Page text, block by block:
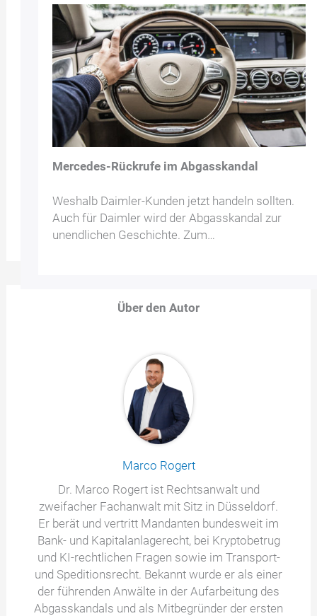
Mercedes-Rückrufe im Abgasskandal
Weshalb Daimler-Kunden jetzt handeln sollten.
Auch für Daimler wird der Abgasskandal zur
unendlichen Geschichte. Zum…
Über den Autor
Marco Rogert
Dr. Marco Rogert ist Rechtsanwalt und
zweifacher Fachanwalt mit Sitz in Düsseldorf.
Er berät und vertritt Mandanten bundesweit im
Bank- und Kapitalanlagerecht, bei Kryptobetrug
und KI-rechtlichen Fragen sowie im Transport-
und Speditionsrecht. Bekannt wurde er als einer
der führenden Anwälte in der Aufarbeitung des
Abgasskandals und als Mitbegründer der ersten